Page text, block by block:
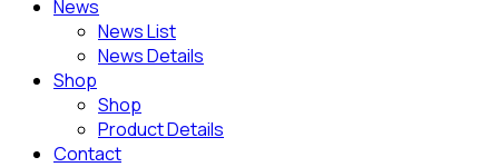
News
News List
News Details
Shop
Shop
Product Details
Contact